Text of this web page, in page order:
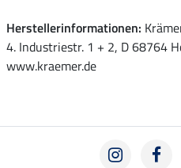
Herstellerinformationen:
4. Industriestr. 1 + 2, D 68764
www.kraemer.de